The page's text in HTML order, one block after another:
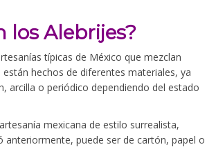
los Alebrijes?
típicas de México que mezclan
hechos de diferentes materiales, ya
arcilla o periódico dependiendo del estado
mexicana de estilo surrealista,
anteriormente, puede ser de cartón, papel o